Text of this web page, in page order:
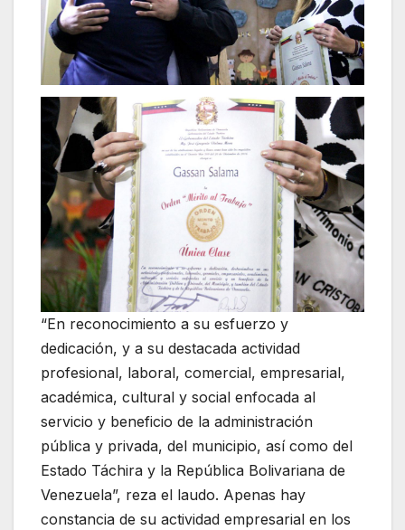
“En reconocimiento a su esfuerzo y
dedicación, y a su destacada actividad
profesional, laboral, comercial, empresarial,
académica, cultural y social enfocada al
servicio y beneficio de la administración
pública y privada, del municipio, así como del
Estado Táchira y la República Bolivariana de
Venezuela”, reza el laudo. Apenas hay
constancia de su actividad empresarial en los